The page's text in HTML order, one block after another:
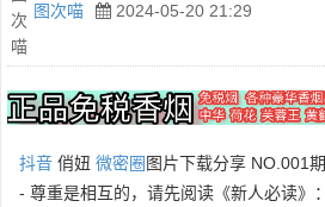
图次喵 2024-05-20 21:29
抖音 俏妞 微密圈 图片下载分享 NO.001期
- 尊重是相互的，请先阅读《新人必读》：